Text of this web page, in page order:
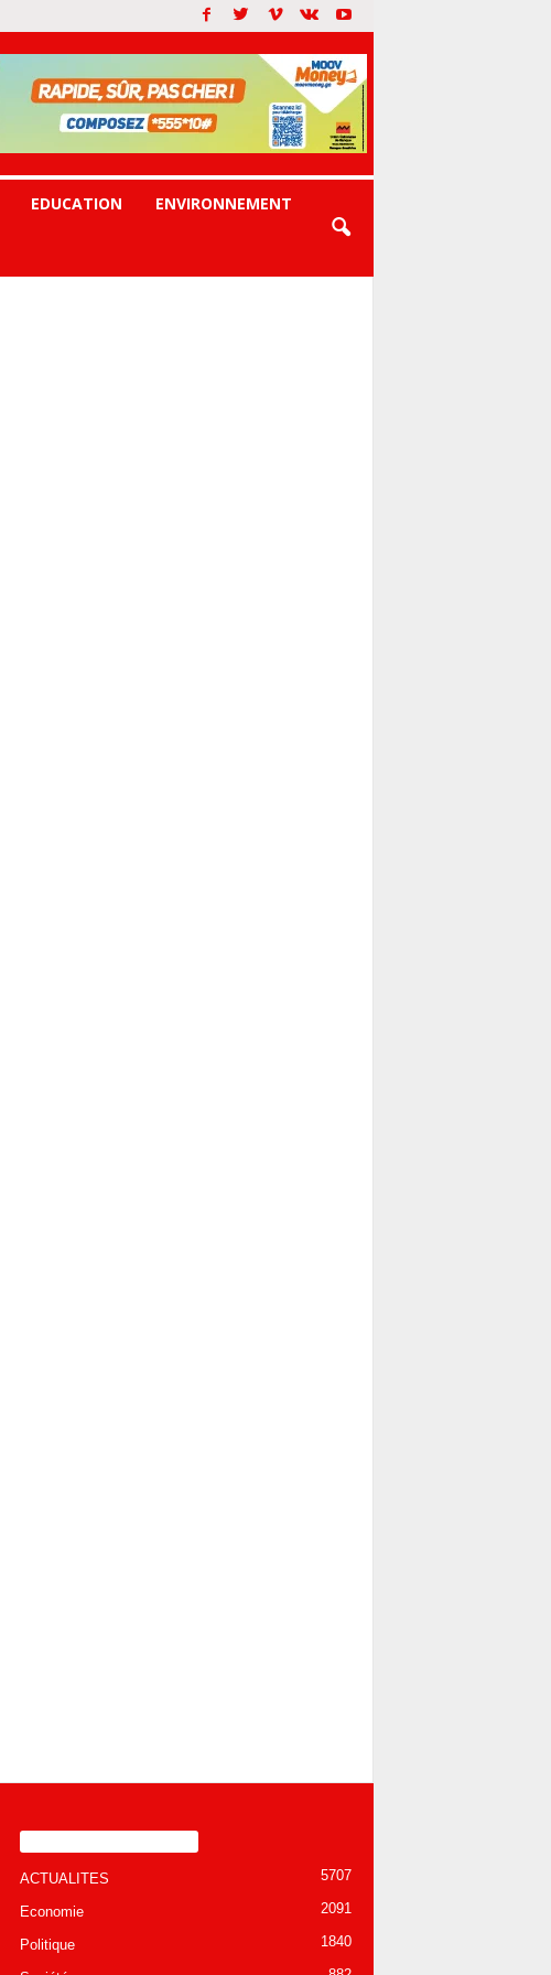
EDUCATION ENVIRONNEMENT
ACTUALITES 5707
Economie 2091
Politique 1840